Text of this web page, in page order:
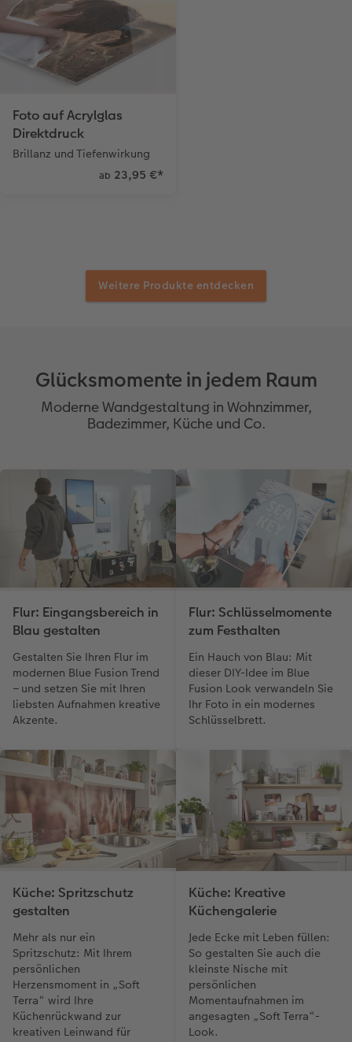
Foto auf Acrylglas
Direktdruck
Brillanz und Tiefenwirkung
ab 23,95 €*
Weitere Produkte entdecken
Glücksmomente in jedem Raum
Moderne Wandgestaltung in Wohnzimmer,
Badezimmer, Küche und Co.
Flur: Eingangsbereich in
Blau gestalten
Gestalten Sie Ihren Flur im
modernen Blue Fusion Trend
– und setzen Sie mit Ihren
liebsten Aufnahmen kreative
Akzente.
Flur: Schlüsselmomente
zum Festhalten
Ein Hauch von Blau: Mit
dieser DIY-Idee im Blue
Fusion Look verwandeln Sie
Ihr Foto in ein modernes
Schlüsselbrett.
Küche: Spritzschutz
gestalten
Mehr als nur ein
Spritzschutz: Mit Ihrem
persönlichen
Herzensmoment in „Soft
Terra“ wird Ihre
Küchenrückwand zur
kreativen Leinwand für
Küche: Kreative
Küchengalerie
Jede Ecke mit Leben füllen:
So gestalten Sie auch die
kleinste Nische mit
persönlichen
Momentaufnahmen im
angesagten „Soft Terra“-
Look.